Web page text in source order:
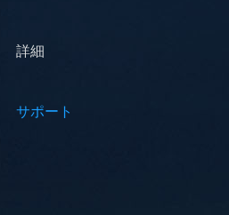
詳細
サポート